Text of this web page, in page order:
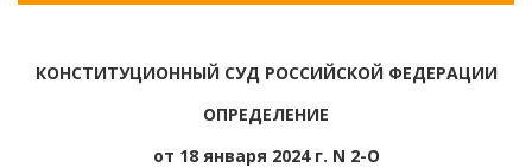
КОНСТИТУЦИОННЫЙ СУД РОССИЙСКОЙ ФЕДЕРАЦИИ
ОПРЕДЕЛЕНИЕ
от 18 января 2024 г. N 2-О